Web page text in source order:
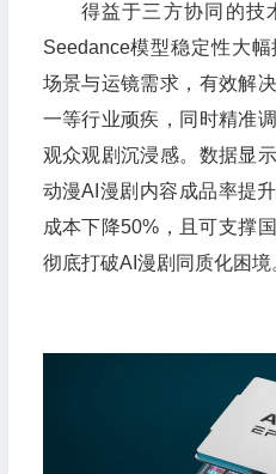
得益于三方协同的技
Seedance模型稳定性大
场景与运镜需求，有效解
一等行业顽疾，同时精准
观众观剧沉浸感。数据显
动漫AI漫剧内容成品率提
成本下降50%，且可支撑
彻底打破AI漫剧同质化困境